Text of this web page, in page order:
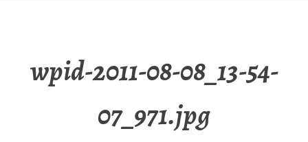
wpid-2011-08-08_13-54-
07_971.jpg